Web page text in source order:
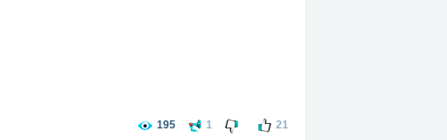
195 1 21